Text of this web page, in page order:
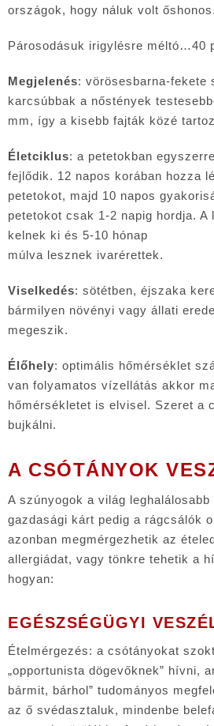
országok, hogy náluk volt őshonos.
Párosodásuk irigylésre méltó…40
Megjelenés: vörösesbarna-fekete
karcsúbbak a nőstények
mm, így a kisebb fajták közé
Életciklus: a petetokban
fejlődik. 12 napos korában hozza
petetokot, majd 10 napos
petetokot csak 1-2 napig hordja. A
kelnek ki és 5-10 hónap
múlva lesznek ivarérettek.
Viselkedés: sötétben, éjszaka
bármilyen növényi vagy állati
megeszik.
Élőhely: optimális hőmérséklet
van folyamatos vízellátás akkor
hőmérsékletet is elvisel. Szeret a
bujkálni.
A CSÓTÁNYOK
A szúnyogok a világ
gazdasági kárt pedig a rágcsálók
azonban megmérgezhetik az
allergiádat, vagy tönkre tehetik a
hogyan:
EGÉSZSÉGÜGYI
Ételmérgezés: a csótányokat
„opportunista dögevőknek” hívni,
bármit, bárhol” tudományos
az ő svédasztaluk, mindenbe